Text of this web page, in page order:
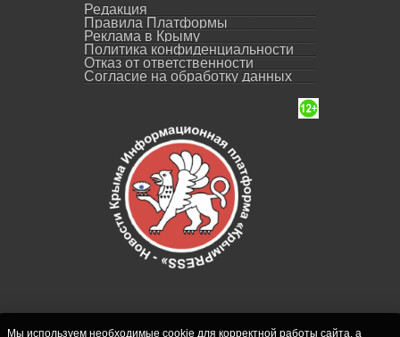
Редакция
Правила Платформы
Реклама в Крыму
Политика конфиденциальности
Отказ от ответственности
Согласие на обработку данных
Мы используем необходимые cookie для корректной работы сайта, а